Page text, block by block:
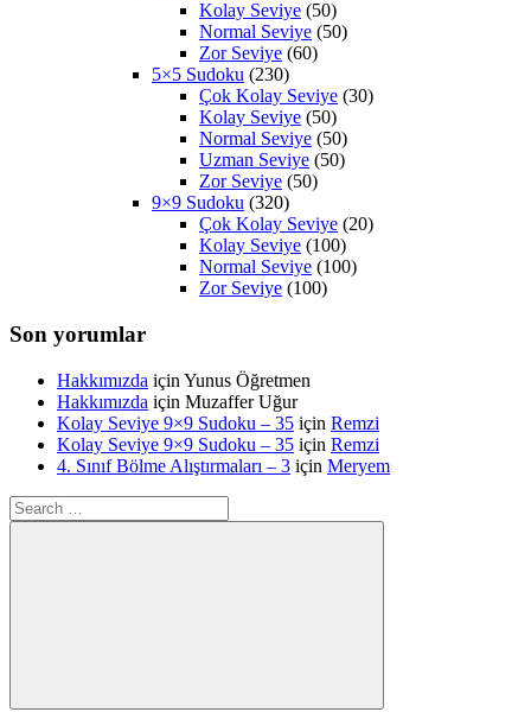
Kolay Seviye (50)
Normal Seviye (50)
Zor Seviye (60)
5×5 Sudoku (230)
Çok Kolay Seviye (30)
Kolay Seviye (50)
Normal Seviye (50)
Uzman Seviye (50)
Zor Seviye (50)
9×9 Sudoku (320)
Çok Kolay Seviye (20)
Kolay Seviye (100)
Normal Seviye (100)
Zor Seviye (100)
Son yorumlar
Hakkımızda için Yunus Öğretmen
Hakkımızda için Muzaffer Uğur
Kolay Seviye 9×9 Sudoku – 35 için Remzi
Kolay Seviye 9×9 Sudoku – 35 için Remzi
4. Sınıf Bölme Alıştırmaları – 3 için Meryem
Search
for: